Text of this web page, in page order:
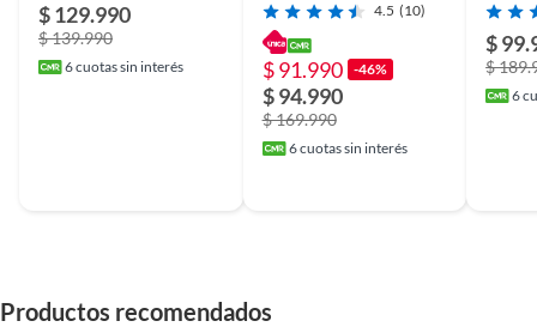
$ 129.990
$ 139.990
6cuotas sin interés
4.5 (10)
$ 91.990 -46%
$ 94.990
$ 169.990
6cuotas sin interés
$
$
6
Productos recomendados